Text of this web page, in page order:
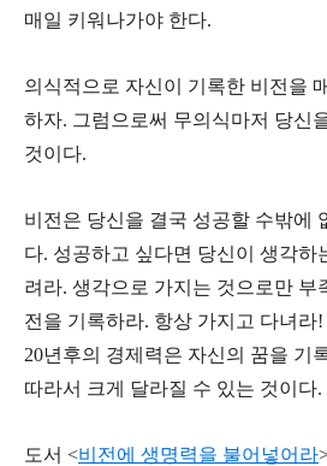
매일 키워나가야 한다.
의식적으로 자신이 기록한 비전을
하자. 그럼으로써 무의식마저 당신
것이다.
비전은 당신을 결국 성공할 수밖에
다. 성공하고 싶다면 당신이 생각하
려라. 생각으로 가지는 것으로만 부
전을 기록하라. 항상 가지고 다녀라
20년후의 경제력은 자신의 꿈을 기
따라서 크게 달라질 수 있는 것이다.
도서 <비전에 생명력을 불어넣어라